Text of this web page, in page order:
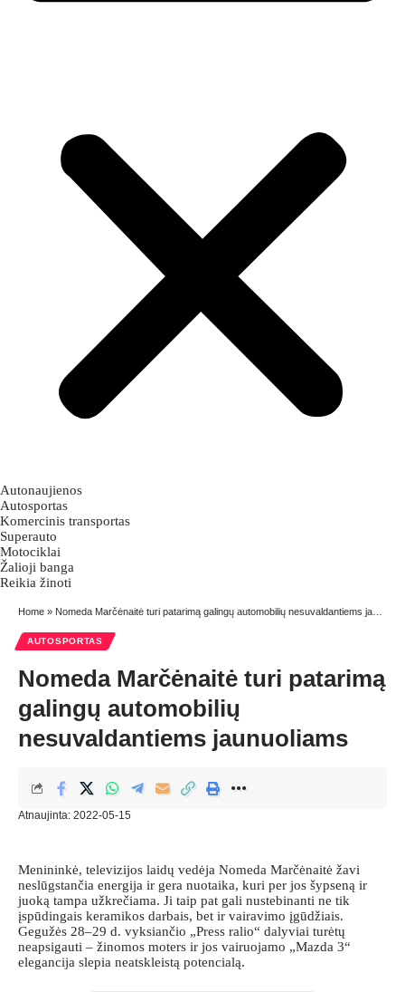
Autonaujienos
Autosportas
Komercinis transportas
Superauto
Motociklai
Žalioji banga
Reikia žinoti
Home » Nomeda Marčėnaitė turi patarimą galingų automobilių nesuvaldantiems jaunuoliams
AUTOSPORTAS
Nomeda Marčėnaitė turi patarimą
galingų automobilių
nesuvaldantiems jaunuoliams
Atnaujinta: 2022-05-15
Menininkė, televizijos laidų vedėja Nomeda Marčėnaitė žavi
neslūgstančia energija ir gera nuotaika, kuri per jos šypseną ir
juoką tampa užkrečiama. Ji taip pat gali nustebinanti ne tik
įspūdingais keramikos darbais, bet ir vairavimo įgūdžiais.
Gegužės 28–29 d. vyksiančio „Press ralio“ dalyviai turėtų
neapsigauti – žinomos moters ir jos vairuojamo „Mazda 3“
elegancija slepia neatskleistą potencialą.